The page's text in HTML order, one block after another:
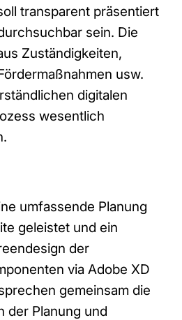
transparent präsentiert
sein. Die
Zuständigkeiten,
usw.
digitalen
wesentlich
umfassende Planung
geleistet und ein
der
via Adobe XD
gemeinsam die
der Planung und